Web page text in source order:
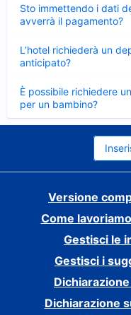
Sto immettendo i dati
avverrà il pagamento?
chiuso
L’hotel richiederà un
anticipato?
chiuso
È possibile richiedere
per un bambino?
Elemento
chiuso
Versione
Come lavoriamo
Gestisci le
Gestisci i
Dichiarazione